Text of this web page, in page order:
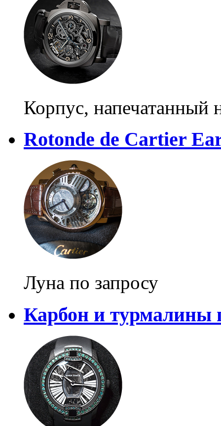
Корпус, напечатанный
Rotonde de Cartier
Луна по запросу
Карбон и турмалины